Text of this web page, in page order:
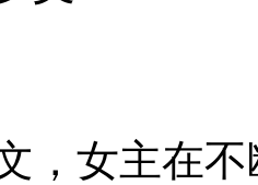
，女主在不